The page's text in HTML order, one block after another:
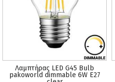
Λαμπτήρας LED G45 Bulb
pakoworld dimmable 6W E27